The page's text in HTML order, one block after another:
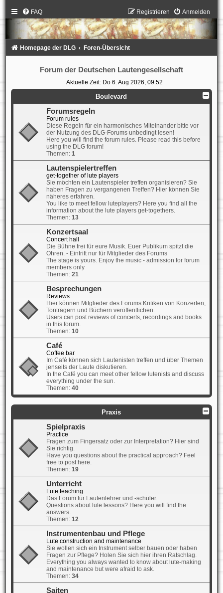
FAQ Anmelden
Registrieren
Homepage der DLG Foren-Übersicht
Forum der Deutschen Lautengesellschaft
Aktuelle Zeit: Do 6. Aug 2026, 09:52
Boulevard
Forumsregeln
Forum rules
Diese Regeln für ein harmonisches Miteinander bitte vor
der Nutzung des DLG-Forums unbedingt lesen!
Here you will find the forum rules. Please read this before
using the DLG forum!
Themen: 1
Lautenspielertreffen
get-together of lute players
Sie möchten ein Lautenspieler treffen organisieren? Sie
haben Fragen zu vergangenen Treffen? Hier können Sie
näheres erfahren.
You like to meet fellow luteplayers? Here you find all the
information about the lute players get-togethers.
Themen: 13
Konzertsaal
Concert hall
Die Bühne frei für eure Musik. Euer Publikum spitzt die
Ohren. - Eintritt nur für Mitglieder des Forums
The stage is yours. Enjoy the music - admission for forum
members only
Themen: 21
Besprechungen
Reviews
Hier können Mitglieder des Forums Kritiken von Konzerten,
Tonträgern und Büchern veröffentlichen.
Users can post reviews of concerts, recordings and books
in this forum.
Themen: 10
Café
Coffee bar
Im Café können sich Lautenisten treffen und über Themen
jenseits der Laute diskutieren.
In the Café you can meet other fellow lutenists and discuss
everything under the sun.
Themen: 40
Praxis
Spielpraxis
Practice
Fragen zum Fingersatz oder zur Interpretation? Hier sind
Sie richtig.
Have you questions about the practical approach? Feel
free to post here.
Themen: 19
Unterricht
Lute teaching
Das Forum für Lautenlehrer und -schüler.
Questions about lute lessons? Here you will find the
answers.
Themen: 12
Instrumentenbau und Pflege
Lute construction and maintenance
Sie wollen sich ein Instrument selber bauen oder haben
Fragen zur Pflege? Holen Sie sich hier ihren Ratschlag.
Everything you always wanted to know about lute-making
and maintenance but were afraid to ask.
Themen: 34
Saiten